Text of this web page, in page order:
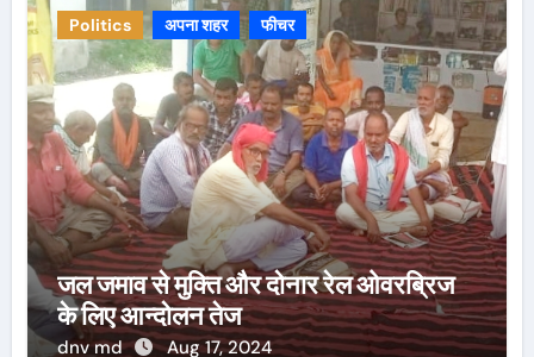
Politics अपना शहर फीचर
जल जमाव से मुक्ति और दोनार रेल ओवरब्रिज
के लिए आन्दोलन तेज
dnv md Aug 17, 2024